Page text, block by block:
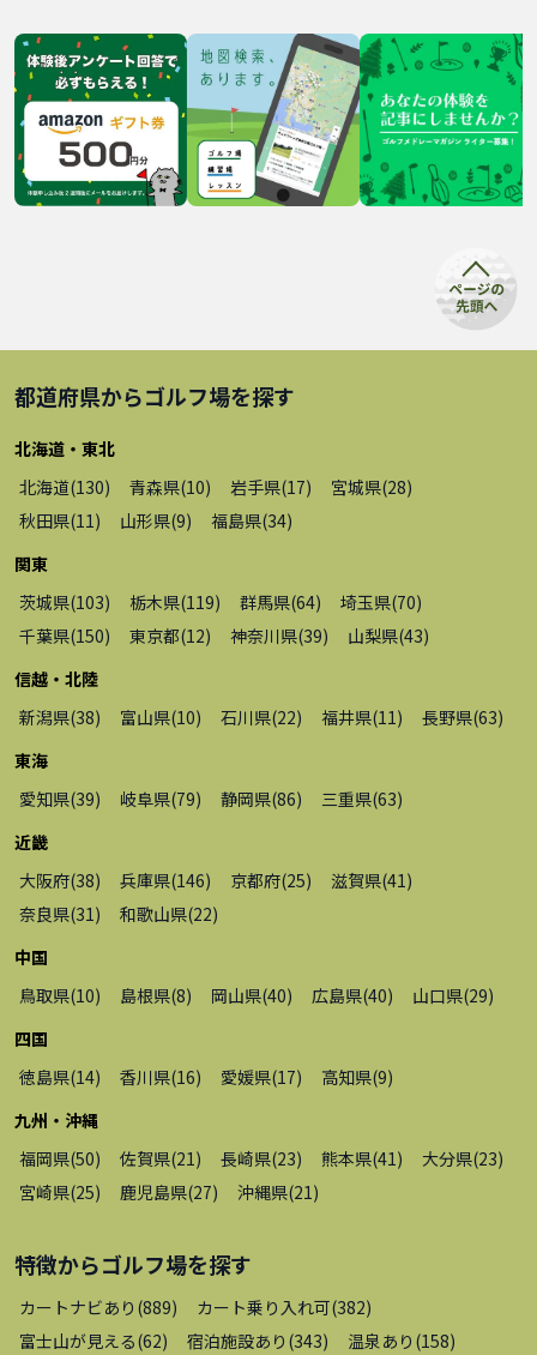
都道府県からゴルフ場を探す
北海道・東北
北海道(130) 青森県(10) 岩手県(17) 宮城県(28)
秋田県(11) 山形県(9) 福島県(34)
関東
茨城県(103) 栃木県(119) 群馬県(64) 埼玉県(70)
千葉県(150) 東京都(12) 神奈川県(39) 山梨県(43)
信越・北陸
新潟県(38) 富山県(10) 石川県(22) 福井県(11) 長野県(63)
東海
愛知県(39) 岐阜県(79) 静岡県(86) 三重県(63)
近畿
大阪府(38) 兵庫県(146) 京都府(25) 滋賀県(41)
奈良県(31) 和歌山県(22)
中国
鳥取県(10) 島根県(8) 岡山県(40) 広島県(40) 山口県(29)
四国
徳島県(14) 香川県(16) 愛媛県(17) 高知県(9)
九州・沖縄
福岡県(50) 佐賀県(21) 長崎県(23) 熊本県(41) 大分県(23)
宮崎県(25) 鹿児島県(27) 沖縄県(21)
特徴からゴルフ場を探す
カートナビあり (889) カート乗り入れ可(382)
富士山が見える(62) 宿泊施設あり (343) 温泉あり (158)